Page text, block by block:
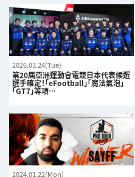
2026.03.24(Tue)
第20屆亞洲運動會電競日本代表候選
選手確定！「eFootball」「魔法氣泡」
「GT7」等項…
2024.01.22(Mon)